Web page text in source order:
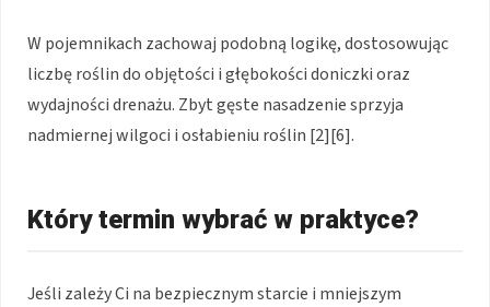
W pojemnikach zachowaj podobną logikę, dostosowując
liczbę roślin do objętości i głębokości doniczki oraz
wydajności drenażu. Zbyt gęste nasadzenie sprzyja
nadmiernej wilgoci i osłabieniu roślin [2][6].
Który termin wybrać w praktyce?
Jeśli zależy Ci na bezpiecznym starcie i mniejszym